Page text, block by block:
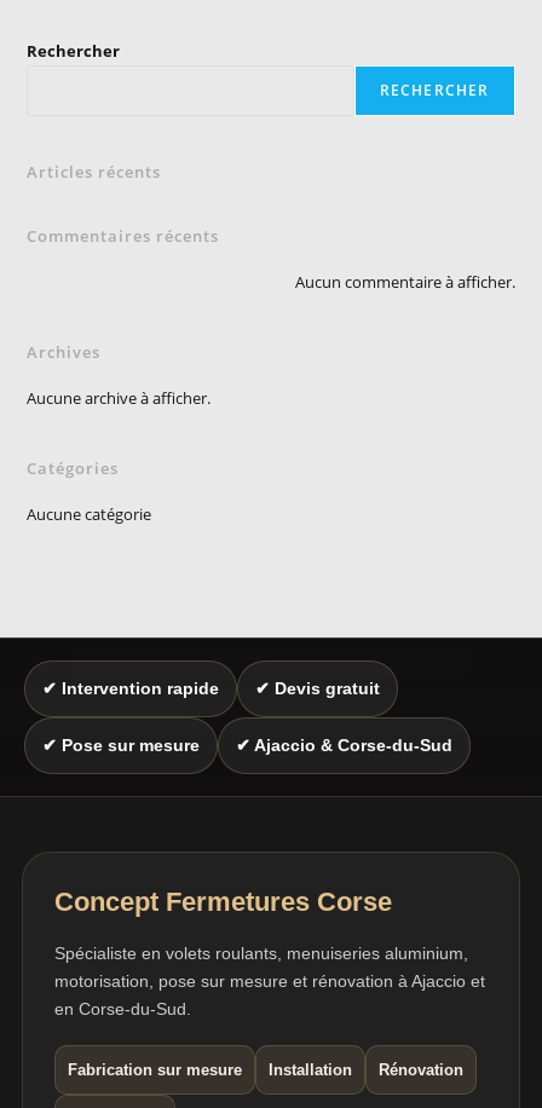
Rechercher
RECHERCHER
Articles récents
Commentaires récents
Aucun commentaire à afficher.
Archives
Aucune archive à afficher.
Catégories
Aucune catégorie
✔ Intervention rapide ✔ Devis gratuit
✔ Pose sur mesure ✔ Ajaccio & Corse-du-Sud
Concept Fermetures Corse
Spécialiste en volets roulants, menuiseries aluminium,
motorisation, pose sur mesure et rénovation à Ajaccio et
en Corse-du-Sud.
Fabrication sur mesure Installation Rénovation